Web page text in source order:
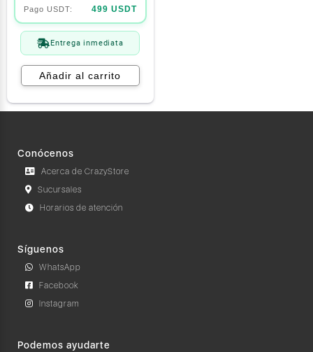
499 USDT
Entrega inmediata
Añadir al carrito
Conócenos
Acerca de CrazyStore
Sucursales
Horarios de atención
Síguenos
WhatsApp
Facebook
Instagram
Podemos ayudarte